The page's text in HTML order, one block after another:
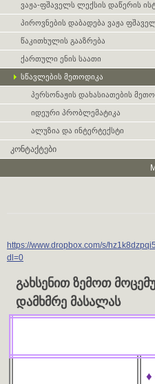
ვაჟა-ფშაველს ლექსის დაწერის
პიროვნების დაბადება ვაჟა
წაკითხულის გააზრება
ქართული ენის საათი
სწავლების მეთოდიკა
პერსონაჟის დახასიათების
იდეური პრობლემატიკა
ალუზია და ინტერტექსტი
კონტაქტები
https://www.dropbox.com/s/
dl=0
გახსენით ზემოთ
დამხმრე მასალას
♦